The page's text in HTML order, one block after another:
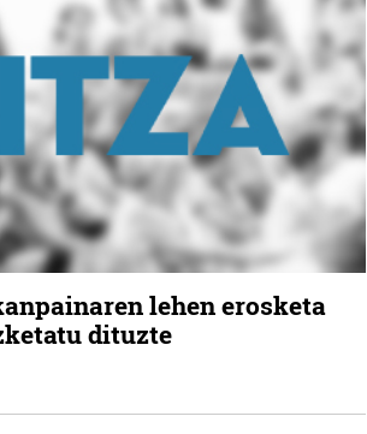
lehen erosketa
dituzte